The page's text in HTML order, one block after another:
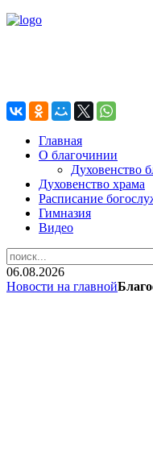
Главная
О благочинии
Духовенство
Духовенство храма
Расписание
Гимназия
Видео
06.08.2026
Новости на главной